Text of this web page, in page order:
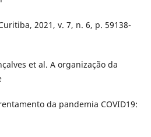
2021, v. 7, n. 6, p. 59138-
et al. A organização da
da pandemia COVID19: